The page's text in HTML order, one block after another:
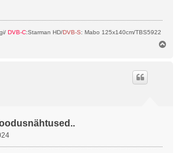
DVB-C:Starman HD/DVB-S: Mabo 125x140cm/TBS5922